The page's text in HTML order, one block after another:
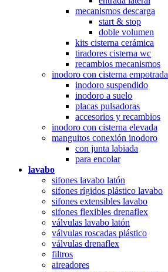
mecanismos descarga
start & stop
doble volumen
kits cisterna cerámica
tiradores cisterna wc
recambios mecanismos
inodoro con cisterna empotrada
inodoro suspendido
inodoro a suelo
placas pulsadoras
accesorios y recambios
inodoro con cisterna elevada
manguitos conexión inodoro
con junta labiada
para encolar
lavabo
sifones lavabo latón
sifones rígidos plástico lavabo
sifones extensibles lavabo
sifones flexibles drenaflex
válvulas lavabo latón
válvulas roscadas plástico
válvulas drenaflex
filtros
aireadores